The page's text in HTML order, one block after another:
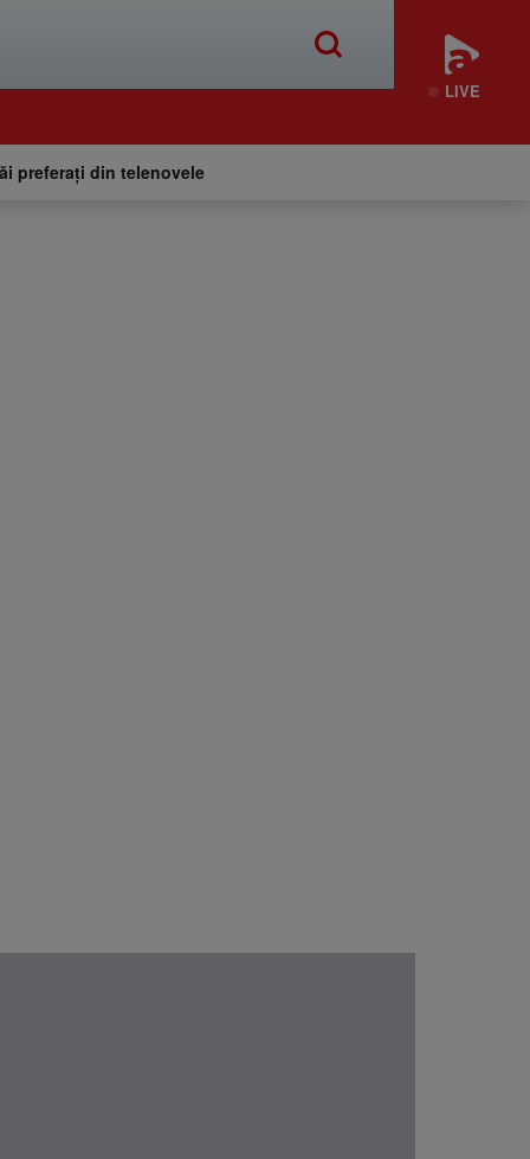
LIVE
preferați din telenovele